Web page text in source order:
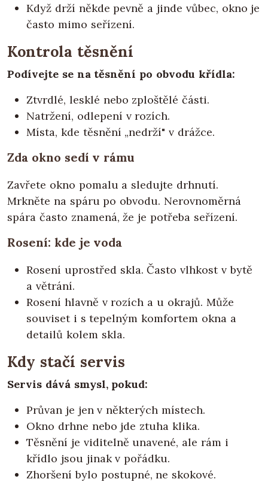
Když drží někde pevně a jinde vůbec, okno je
často mimo seřízení.
Kontrola těsnění
Podívejte se na těsnění po obvodu křídla:
Ztvrdlé, lesklé nebo zploštělé části.
Natržení, odlepení v rozích.
Místa, kde těsnění „nedrží" v drážce.
Zda okno sedí v rámu
Zavřete okno pomalu a sledujte drhnutí.
Mrkněte na spáru po obvodu. Nerovnoměrná
spára často znamená, že je potřeba seřízení.
Rosení: kde je voda
Rosení uprostřed skla. Často vlhkost v bytě
a větrání.
Rosení hlavně v rozích a u okrajů. Může
souviset i s tepelným komfortem okna a
detailů kolem skla.
Kdy stačí servis
Servis dává smysl, pokud:
Průvan je jen v některých místech.
Okno drhne nebo jde ztuha klika.
Těsnění je viditelně unavené, ale rám i
křídlo jsou jinak v pořádku.
Zhoršení bylo postupné, ne skokové.